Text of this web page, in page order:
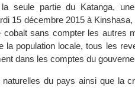
seule partie du Katanga,
15 décembre 2015 à
sans compter les autres
population locale, tous les
dans les comptes du
du pays ainsi que la